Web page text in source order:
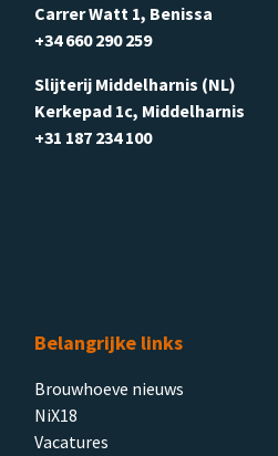
Carrer Watt 1, Benissa
+34 660 290 259
Slijterij Middelharnis (NL)
Kerkepad 1c, Middelharnis
+31 187 234 100
Belangrijke links
Brouwhoeve nieuws
NiX18
Vacatures